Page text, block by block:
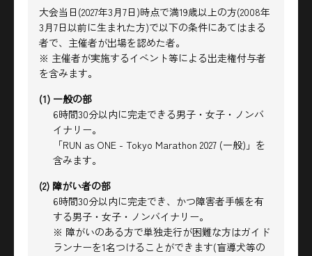
大会当日(2027年3月7日)時点で満19歳以上の方(2008年
3月7日以前に生まれた方)で以下の条件にあてはまる
者で、主催者が出場を認めた者。
※ 主催者が実施するイベント等による出走権付与者
を含みます。
(1) 一般の部
6時間30分以内に完走できる男子・女子・ノンバ
イナリー。
「RUN as ONE - Tokyo Marathon 2027 (一般)」を
含みます。
(2) 障がい者の部
6時間30分以内に完走でき、かつ障害者手帳を有
する男子・女子・ノンバイナリー。
※ 障がいのある方で単独走行が困難な方はガイド
ランナーを1名つけることができます(盲導犬等の